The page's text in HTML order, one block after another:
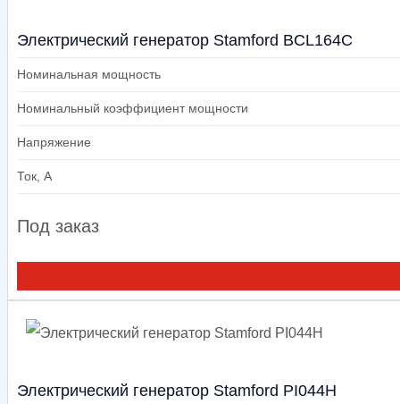
Электрический генератор Stamford BCL164C
Номинальная мощность
Номинальный коэффициент мощности
Напряжение
Ток, А
Под заказ
Электрический генератор Stamford PI044H